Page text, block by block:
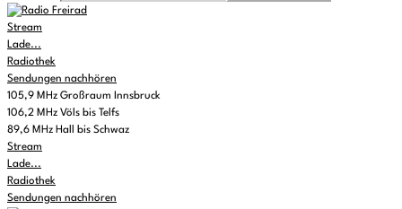
Stream
Lade...
Radiothek
Sendungen nachhören
105,9 MHz Großraum Innsbruck
106,2 MHz Völs bis Telfs
89,6 MHz Hall bis Schwaz
Stream
Lade...
Radiothek
Sendungen nachhören